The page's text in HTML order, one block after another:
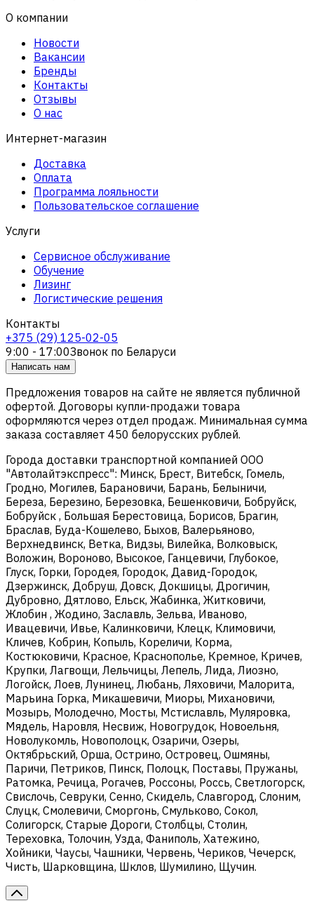
О компании
Новости
Вакансии
Бренды
Контакты
Отзывы
О нас
Интернет-магазин
Доставка
Оплата
Программа лояльности
Пользовательское соглашение
Услуги
Сервисное обслуживание
Обучение
Лизинг
Логистические решения
Контакты
+375 (29) 125-02-05
9:00 - 17:00Звонок по Беларуси
Написать нам
Предложения товаров на сайте не является публичной
офертой. Договоры купли-продажи товара
оформляются через отдел продаж. Минимальная сумма
заказа составляет 450 белорусских рублей.
Города доставки транспортной компанией ООО
"Автолайтэкспресс": Минск, Брест, Витебск, Гомель,
Гродно, Могилев, Барановичи, Барань, Белыничи,
Береза, Березино, Березовка, Бешенковичи, Бобруйск,
Бобруйск , Большая Берестовица, Борисов, Брагин,
Браслав, Буда-Кошелево, Быхов, Валерьяново,
Верхнедвинск, Ветка, Видзы, Вилейка, Волковыск,
Воложин, Вороново, Высокое, Ганцевичи, Глубокое,
Глуск, Горки, Городея, Городок, Давид-Городок,
Дзержинск, Добруш, Довск, Докшицы, Дрогичин,
Дубровно, Дятлово, Ельск, Жабинка, Житковичи,
Жлобин , Жодино, Заславль, Зельва, Иваново,
Ивацевичи, Ивье, Калинковичи, Клецк, Климовичи,
Кличев, Кобрин, Копыль, Кореличи, Корма,
Костюковичи, Красное, Краснополье, Кремное, Кричев,
Крупки, Лагвощи, Лельчицы, Лепель, Лида, Лиозно,
Логойск, Лоев, Лунинец, Любань, Ляховичи, Малорита,
Марьина Горка, Микашевичи, Миоры, Михановичи,
Мозырь, Молодечно, Мосты, Мстиславль, Муляровка,
Мядель, Наровля, Несвиж, Новогрудок, Новоельня,
Новолукомль, Новополоцк, Озаричи, Озеры,
Октябрьский, Орша, Острино, Островец, Ошмяны,
Паричи, Петриков, Пинск, Полоцк, Поставы, Пружаны,
Ратомка, Речица, Рогачев, Россоны, Россь, Светлогорск,
Свислочь, Севруки, Сенно, Скидель, Славгород, Слоним,
Слуцк, Смолевичи, Сморгонь, Смульково, Сокол,
Солигорск, Старые Дороги, Столбцы, Столин,
Тереховка, Толочин, Узда, Фаниполь, Хатежино,
Хойники, Чаусы, Чашники, Червень, Чериков, Чечерск,
Чисть, Шарковщина, Шклов, Шумилино, Щучин.